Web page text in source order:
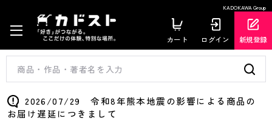
KADOKAWA Group
カート ログイン 新規登録
2026/07/29 令和8年熊本地震の影響による商品の
お届け遅延につきまして